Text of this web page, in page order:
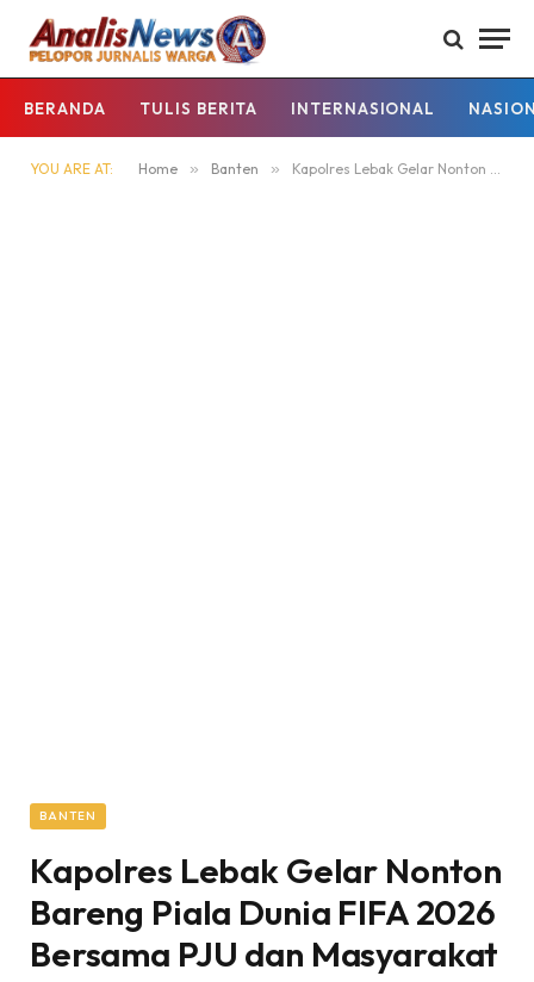
BERANDA TULIS BERITA INTERNASIONAL
YOU ARE AT: Home » Banten » Kapolres Lebak Gelar Nonton Bareng Piala Dunia FIFA 2026 Bersama PJU dan Masyarakat
BANTEN
Kapolres Lebak Gelar Nonton
Bareng Piala Dunia FIFA 2026
Bersama PJU dan Masyarakat